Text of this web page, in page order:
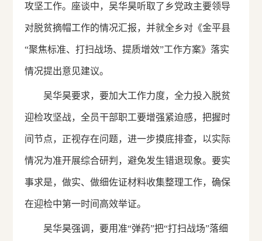
攻坚工作。座谈中，吴华昊听取了乡党政主要领导
对脱贫摘帽工作的情况汇报，并就全乡对《金平县
“聚焦标准、打扫战场、提质增效”工作方案》落实
情况提出意见建议。
吴华昊要求，要加大工作力度，全力投入脱贫
迎检攻坚战，全员干部职工要增强紧迫感，把握时
间节点，正视存在问题，进一步摸底排查，以实际
情况为准开展综合研判，避免发生错退现象。要实
事求是，做实、做细佐证材料收集整理工作，确保
在迎检中第一时间高效举证。
吴华昊强调，要用准“弹药”把“打扫战场”落细